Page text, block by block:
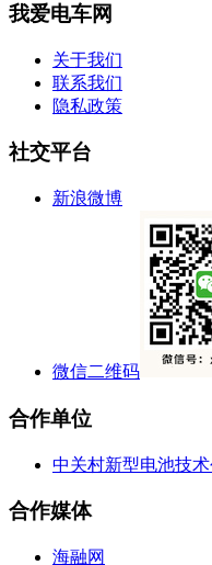
我爱电车网
关于我们
联系我们
隐私政策
社交平台
新浪微博
微信二维码
合作单位
中关村新型电池技
合作媒体
海融网